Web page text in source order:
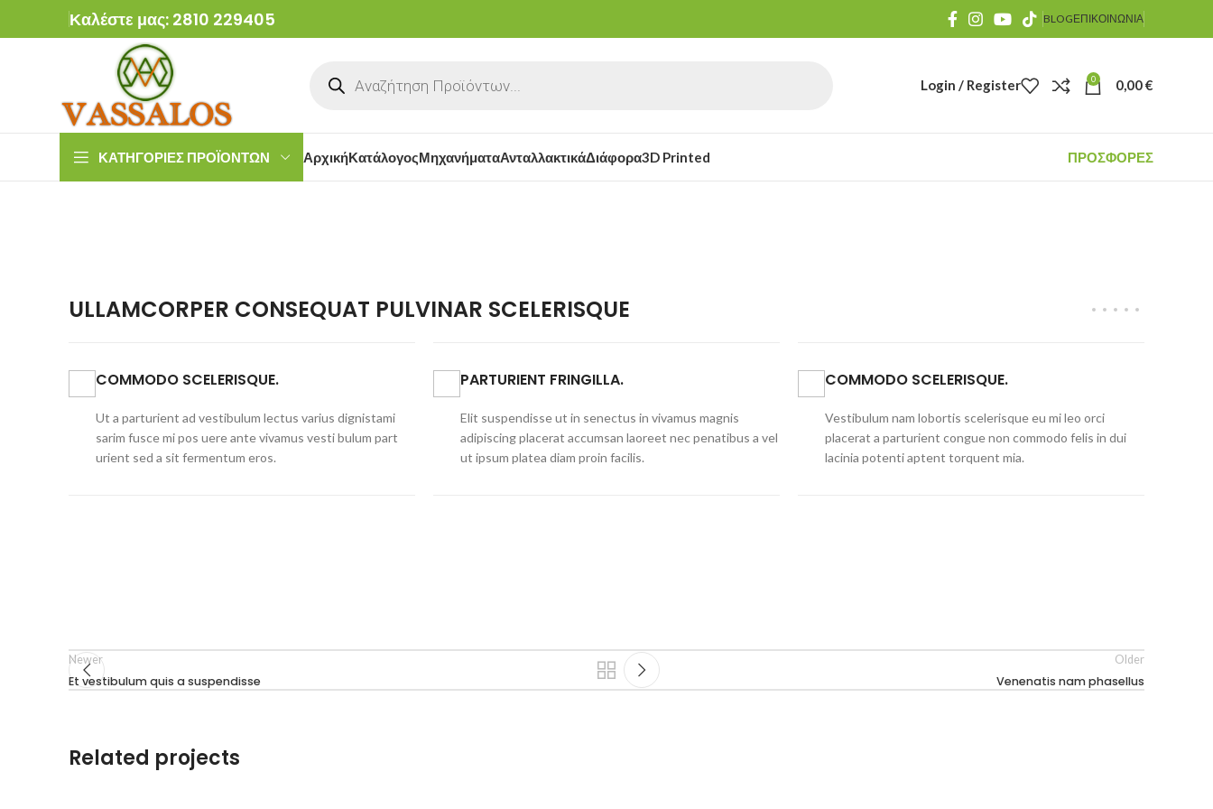
Καλέστε μας: 2810 229405 BLOGΕΠΙΚΟΙΝΩΝΙΑ
Login / Register 0 0,00€
ΚΑΤΗΓΟΡΙΕΣ ΠΡΟΪΟΝΤΩΝ ΑρχικήΚατάλογοςΜηχανήματαΑνταλλακτικάΔιάφορα3D Printed ΠΡΟΣΦΟΡΕΣ
ULLAMCORPER CONSEQUAT PULVINAR SCELERISQUE
COMMODO SCELERISQUE.
Ut a parturient ad vestibulum lectus varius dignistami
sarim fusce mi pos uere ante vivamus vesti bulum part
urient sed a sit fermentum eros.
PARTURIENT FRINGILLA.
Elit suspendisse ut in senectus in vivamus magnis
adipiscing placerat accumsan laoreet nec penatibus a vel
ut ipsum platea diam proin facilis.
COMMODO SCELERISQUE.
Vestibulum nam lobortis scelerisque eu mi leo orci
placerat a parturient congue non commodo felis in dui
lacinia potenti aptent torquent mia.
Newer
Et vestibulum quis a suspendisse
Older
Venenatis nam phasellus
Related projects